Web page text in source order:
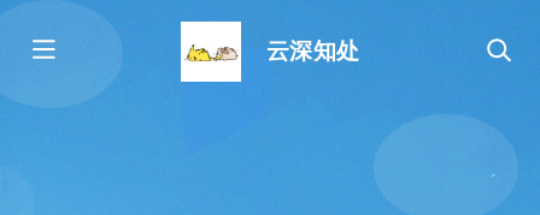
云深知处